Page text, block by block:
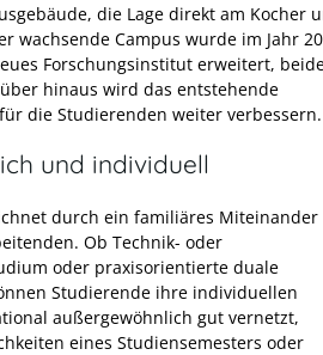
die Lage direkt am Kocher
wachsende Campus wurde im Jahr
Forschungsinstitut erweitert,
hinaus wird das entstehende
die Studierenden weiter verbessern.
und individuell
durch ein familiäres Miteinander
Ob Technik- oder
oder praxisorientierte duale
Studierende ihre individuellen
außergewöhnlich gut vernetzt,
eines Studiensemesters oder